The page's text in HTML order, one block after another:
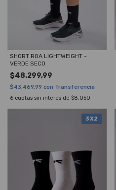
SHORT ROA LIGHTWEIGHT -
VERDE SECO
$48.299,99
$43.469,99 con Transferencia
6 cuotas sin interés de $8.050
3X2